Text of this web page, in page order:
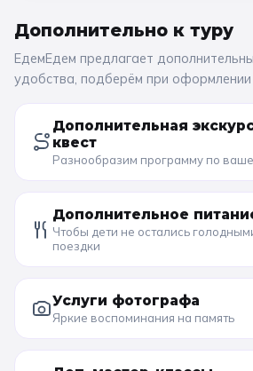
Дополнительно к туру
ЕдемЕдем предлагает
удобства, подберём при оформлении
Дополнительная
квест
Разнообразим программу по
Дополнительное
Чтобы дети не остались
поездки
Услуги фотографа
Яркие воспоминания на память